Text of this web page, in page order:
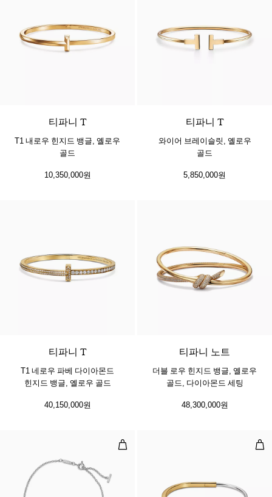
티파니 T
T1 내로우 힌지드 뱅글, 옐로우
골드
10,350,000원
티파니 T
와이어 브레이슬릿, 옐로우
골드
5,850,000원
티파니 T
T1 네로우 파베 다이아몬드
힌지드 뱅글, 옐로우 골드
40,150,000원
티파니 노트
더블 로우 힌지드 뱅글, 옐로우
골드, 다이아몬드 세팅
48,300,000원
스마일 스몰 브레이슬릿, 화이트 골
네